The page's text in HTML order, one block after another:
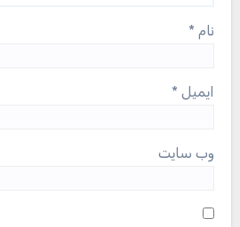
نام *
ایمیل *
وب‌ سایت